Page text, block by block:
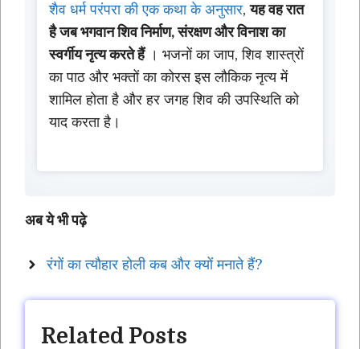
शैव धर्म परंपरा की एक कथा के अनुसार,यह वह रात
है जब भगवान शिव निर्माण, संरक्षण और विनाश का
स्वर्गीय नृत्य करते हैं। भजनों का जाप, शिव शास्त्रों
का पाठ और भक्तों का कोरस इस लौकिक नृत्य में
शामिल होता है और हर जगह शिव की उपस्थिति को
याद करता है।
अब ये भी पढ़े
रंगों का त्यौहार होली कब और क्यों मनाते हैं?
Related Posts